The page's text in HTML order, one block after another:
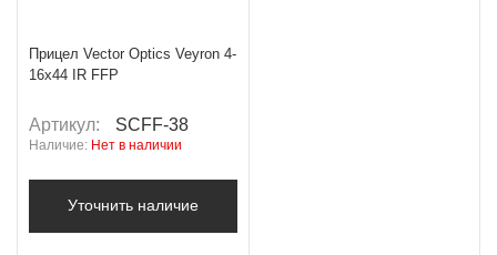
Прицел Vector Optics Veyron 4-
16x44 IR FFP
Артикул: SCFF-38
Наличие: Нет в наличии
Уточнить наличие